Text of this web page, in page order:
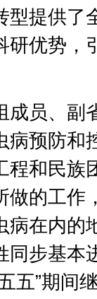
型提供了
研优势，
员、副
病预防和
程和民族
做的工作
病在内的
同步基本
五”期间